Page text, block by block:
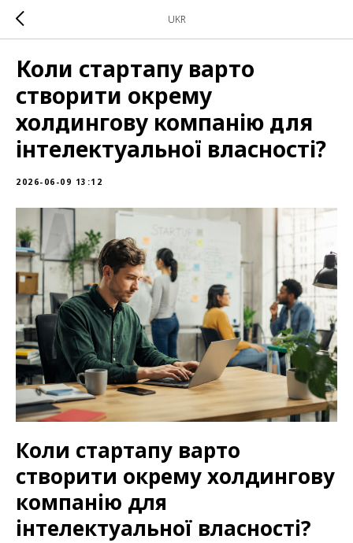
UKR
Коли стартапу варто
створити окрему
холдингову компанію для
інтелектуальної власності?
2026-06-09 13:12
Коли стартапу варто
створити окрему холдингову
компанію для
інтелектуальної власності?